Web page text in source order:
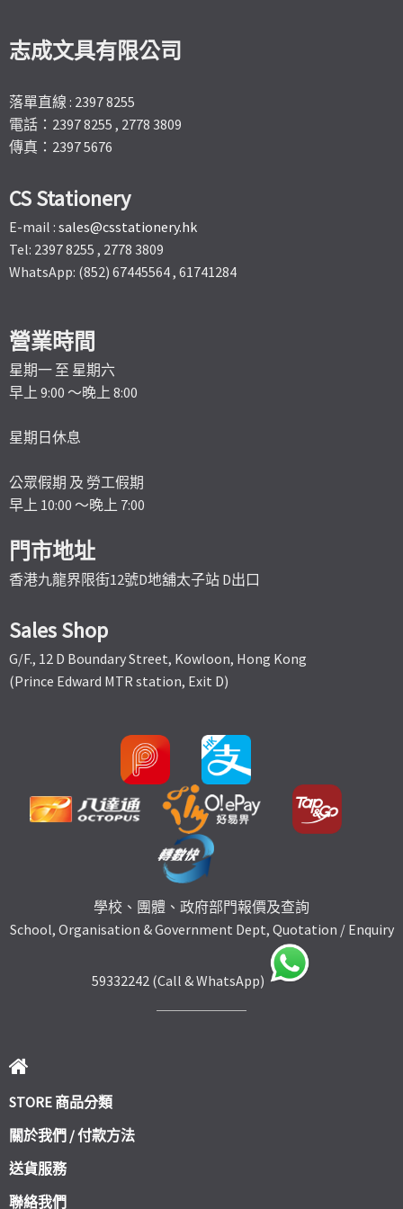
志成文具有限公司
落單直線 : 2397 8255
電話：2397 8255 , 2778 3809
傳真：2397 5676
CS Stationery
E-mail : sales@csstationery.hk
Tel: 2397 8255 , 2778 3809
WhatsApp: (852) 67445564 , 61741284
營業時間
星期一 至 星期六
早上 9:00 ～晚上 8:00
星期日休息
公眾假期 及 勞工假期
早上 10:00 ～晚上 7:00
門市地址
香港九龍界限街12號D地舖太子站 D出口
Sales Shop
G/F., 12 D Boundary Street, Kowloon, Hong Kong
(Prince Edward MTR station, Exit D)
學校、團體、政府部門報價及查詢
School, Organisation & Government Dept, Quotation / Enquiry
59332242 (Call & WhatsApp)
STORE 商品分類
關於我們 / 付款方法
送貨服務
聯絡我們